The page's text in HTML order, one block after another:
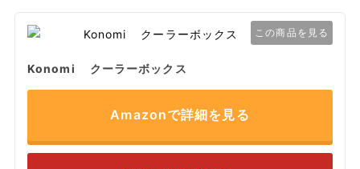
この商品を見る
Konomi クーラーボックス
Amazonで詳細を見る